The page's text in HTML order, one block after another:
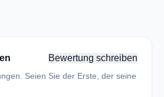
Bewertung schreiben
Seien Sie der Erste, der seine